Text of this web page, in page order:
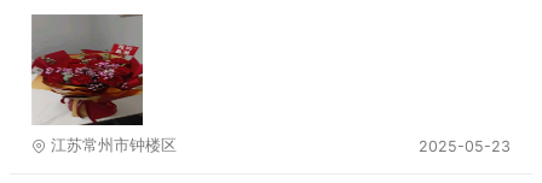
江苏常州市钟楼区 2025-05-23